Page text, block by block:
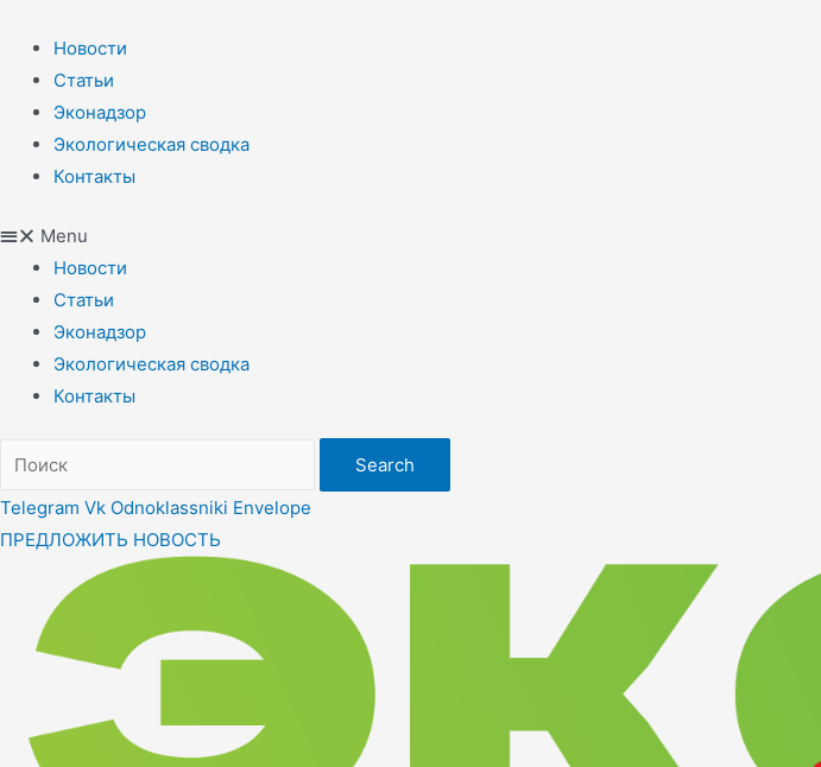
содержимому
Новости
Статьи
Эконадзор
Экологическая сводка
Контакты
Menu
Новости
Статьи
Эконадзор
Экологическая сводка
Контакты
Search
Telegram Vk Odnoklassniki Envelope
ПРЕДЛОЖИТЬ НОВОСТЬ